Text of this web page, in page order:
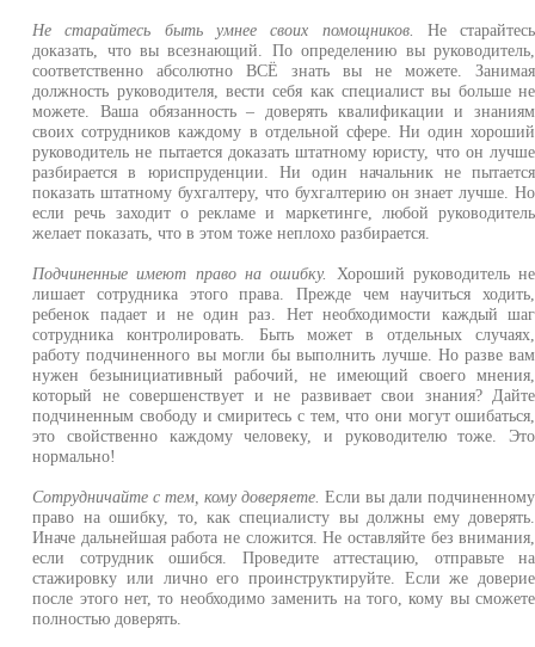
Не старайтесь быть умнее своих помощников.
Не старайтесь
доказать, что вы всезнающий. По определению вы руководитель,
соответственно абсолютно ВСЁ знать вы не можете. Занимая
должность руководителя, вести себя как специалист вы больше не
можете. Ваша обязанность – доверять квалификации и знаниям
своих сотрудников каждому в отдельной сфере. Ни один хороший
руководитель не пытается доказать штатному юристу, что он лучше
разбирается в юриспруденции. Ни один начальник не пытается
показать штатному бухгалтеру, что бухгалтерию он знает лучше. Но
если речь заходит о рекламе и маркетинге, любой руководитель
желает показать, что в этом тоже неплохо разбирается.
Подчиненные имеют право на ошибку.
Хороший руководитель не
лишает сотрудника этого права. Прежде чем научиться ходить,
ребенок падает и не один раз. Нет необходимости каждый шаг
сотрудника контролировать. Быть может в отдельных случаях,
работу подчиненного вы могли бы выполнить лучше. Но разве вам
нужен безынициативный рабочий, не имеющий своего мнения,
который не совершенствует и не развивает свои знания? Дайте
подчиненным свободу и смиритесь с тем, что они могут ошибаться,
это свойственно каждому человеку, и руководителю тоже. Это
нормально!
Сотрудничайте с тем, кому доверяете. Если вы дали подчиненному
право на ошибку, то, как специалисту вы должны ему доверять.
Иначе дальнейшая работа не сложится. Не оставляйте без внимания,
если сотрудник ошибся. Проведите аттестацию, отправьте на
стажировку или лично его проинструктируйте. Если же доверие
после этого нет, то необходимо заменить на того, кому вы сможете
полностью доверять.